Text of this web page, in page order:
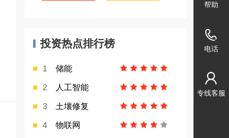
帮助
电话
专线客服
投资热点排行榜
1
储能
2
人工智能
3
土壤修复
4
物联网